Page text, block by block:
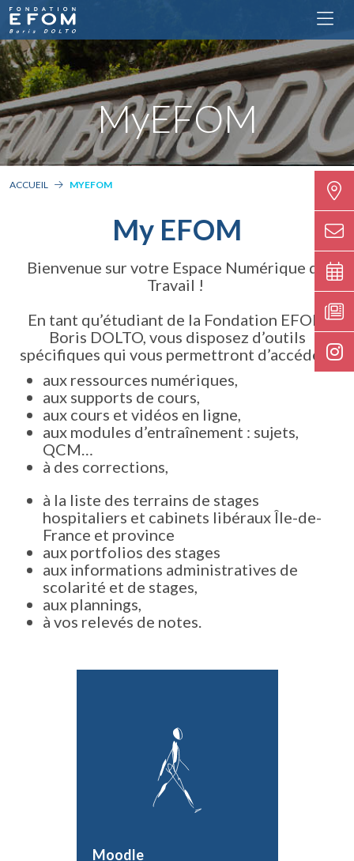
MyEFOM
ACCUEIL MYEFOM
My EFOM
Bienvenue sur votre Espace Numérique de
Travail !
En tant qu’étudiant de la Fondation EFOM
Boris DOLTO, vous disposez d’outils
spécifiques qui vous permettront d’accéder :
aux ressources numériques,
aux supports de cours,
aux cours et vidéos en ligne,
aux modules d’entraînement : sujets,
QCM…
à des corrections,
à la liste des terrains de stages
hospitaliers et cabinets libéraux Île-de-
France et province
aux portfolios des stages
aux informations administratives de
scolarité et de stages,
aux plannings,
à vos relevés de notes.
Moodle